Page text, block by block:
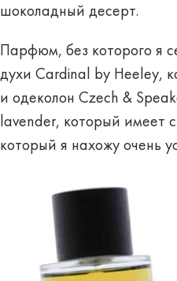
шоколадный десерт.
Парфюм, без которого я
духи Cardinal by Heeley,
и одеколон Czech &
lavender, который имеет
который я нахожу очень